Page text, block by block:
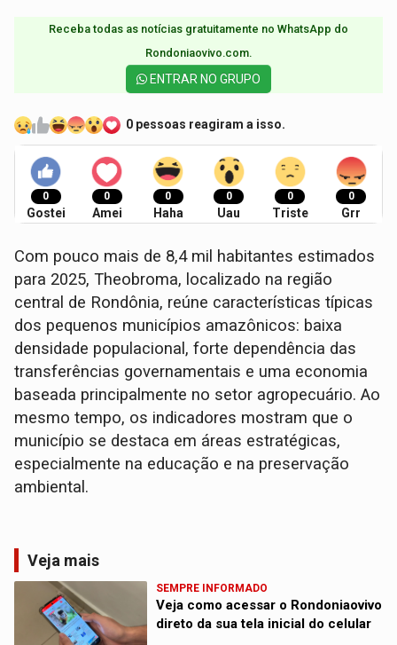
Receba todas as notícias gratuitamente no WhatsApp do
Rondoniaovivo.com.​
ENTRAR NO GRUPO
0 pessoas reagiram a isso.
0
Gostei
0
Amei
0
Haha
0
Uau
0
Triste
0
Grr
Com pouco mais de 8,4 mil habitantes estimados
para 2025, Theobroma, localizado na região
central de Rondônia, reúne características típicas
dos pequenos municípios amazônicos: baixa
densidade populacional, forte dependência das
transferências governamentais e uma economia
baseada principalmente no setor agropecuário. Ao
mesmo tempo, os indicadores mostram que o
município se destaca em áreas estratégicas,
especialmente na educação e na preservação
ambiental.
Veja mais
SEMPRE INFORMADO
Veja como acessar o Rondoniaovivo
direto da sua tela inicial do celular